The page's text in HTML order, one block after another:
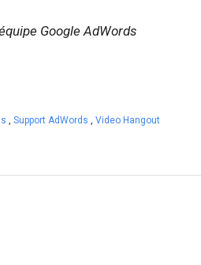
Google AdWords
, Support AdWords , Video Hangout